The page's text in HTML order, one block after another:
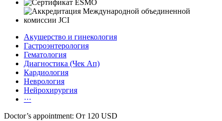
Акушерство и гинекология
Гастроэнтерология
Гематология
Диагностика (Чек Ап)
Кардиология
Неврология
Нейрохирургия
···
Doctor’s appointment: От 120 USD